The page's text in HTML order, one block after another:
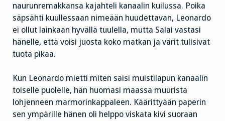
naurunremakkansa kajahteli kanaalin kuilussa. Poika
säpsähti kuullessaan nimeään huudettavan, Leonardo
ei ollut lainkaan hyvällä tuulella, mutta Salai vastasi
hänelle, että voisi juosta koko matkan ja värit tulisivat
tuota pikaa.
Kun Leonardo mietti miten saisi muistilapun kanaalin
toiselle puolelle, hän huomasi maassa muurista
lohjenneen marmorinkappaleen. Käärittyään paperin
sen ympärille hänen oli helppo viskata kivi suoraan